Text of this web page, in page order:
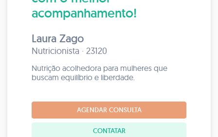
acompanhamento!
Laura Zago
Nutricionista · 23120
Nutrição acolhedora para mulheres que
buscam equilíbrio e liberdade.
AGENDAR CONSULTA
CONTATAR